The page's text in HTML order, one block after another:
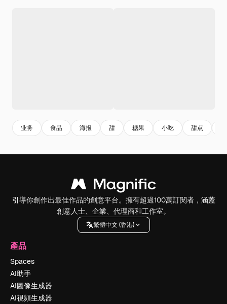
业务 食品 海报 甜 糖果 小吃 甜点
引導你創作出最佳作品的創意平台。擁有超過100萬訂閱者，涵蓋
創意人士、企業、代理商和工作室。
繁體中文 (香港)
產品
Spaces
AI助手
AI圖像生成器
AI視頻生成器